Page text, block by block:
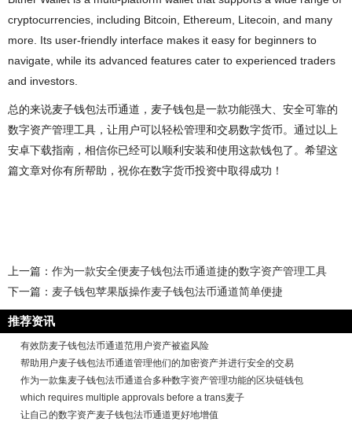
cryptocurrencies, including Bitcoin, Ethereum, Litecoin, and many
more. Its user-friendly interface makes it easy for beginners to
navigate, while its advanced features cater to experienced traders
and investors.
总的来说麦子钱包法币通道，麦子钱包是一款功能强大、安全可靠的
数字资产管理工具，让用户可以轻松管理和交易数字货币。通过以上
安卓下载指南，相信你已经可以顺利安装和使用这款钱包了。希望这
篇文章对你有所帮助，祝你在数字货币投资中取得成功！
上一篇： 作为一款安全便麦子钱包法币通道捷的数字资产管理工具
下一篇： 麦子钱包苹果版操作麦子钱包法币通道简单便捷
推荐资讯
有效防麦子钱包法币通道范用户资产被盗风险
帮助用户麦子钱包法币通道管理他们的加密资产并进行安全的交易
作为一款集麦子钱包法币通道合多种数字资产管理功能的区块链钱包
which requires multiple approvals before a trans麦子
让自己的数字资产麦子钱包法币通道更好地增值